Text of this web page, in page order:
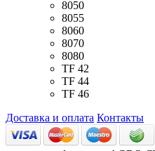
8050
8055
8060
8070
8080
TF 42
TF 44
TF 46
Доставка и оплата Контакты